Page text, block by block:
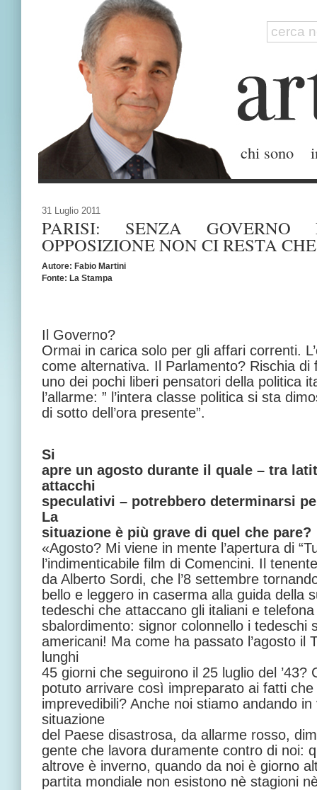
chi sono
31 Luglio 2011
PARISI: SENZA
OPPOSIZIONE NON CI RESTA
Autore: Fabio Martini
Fonte: La Stampa
Il Governo?
Ormai in carica solo per gli affari correnti.
come alternativa. Il Parlamento? Rischia di
uno dei pochi liberi pensatori della politica
l’allarme: ” l’intera classe politica si sta
di sotto dell’ora presente”.
Si
apre un agosto durante il quale – tra
attacchi
speculativi – potrebbero determinarsi
La
situazione è più grave di quel che pare?
«Agosto? Mi viene in mente l’apertura di
l’indimenticabile film di Comencini. Il
da Alberto Sordi, che l’8 settembre
bello e leggero in caserma alla guida della
tedeschi che attaccano gli italiani e
sbalordimento: signor colonnello i tedeschi
americani! Ma come ha passato l’agosto il
lunghi
45 giorni che seguirono il 25 luglio del ’43?
potuto arrivare così impreparato ai fatti
imprevedibili? Anche noi stiamo andando
situazione
del Paese disastrosa, da allarme rosso,
gente che lavora duramente contro di noi:
altrove è inverno, quando da noi è giorno
partita mondiale non esistono nè stagioni